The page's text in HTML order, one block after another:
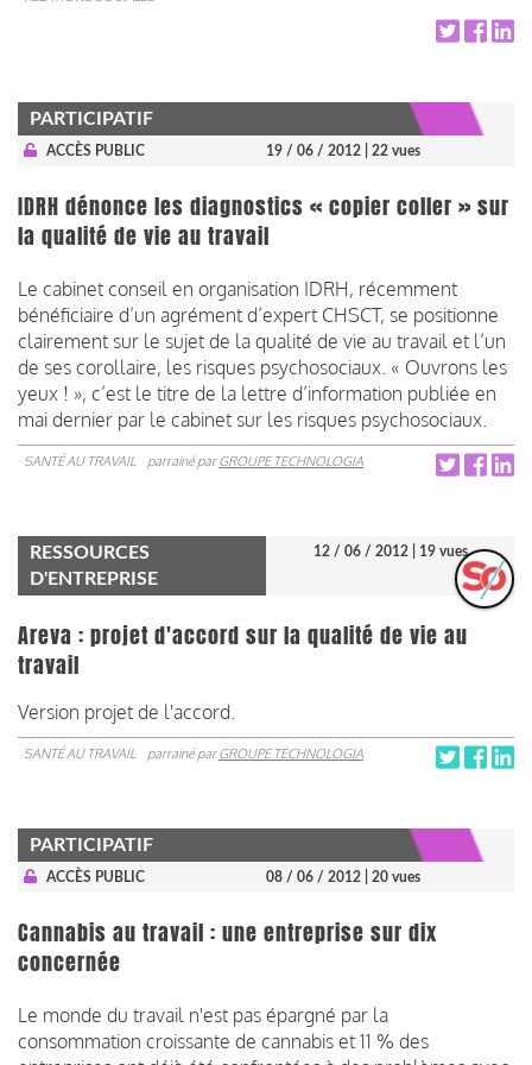
PARTICIPATIF
ACCÈS PUBLIC 19 / 06 / 2012 | 22 vues
IDRH dénonce les diagnostics « copier coller » sur
la qualité de vie au travail
Le cabinet conseil en organisation IDRH, récemment
bénéficiaire d’un agrément d’expert CHSCT, se positionne
clairement sur le sujet de la qualité de vie au travail et l’un
de ses corollaire, les risques psychosociaux. « Ouvrons les
yeux ! », c’est le titre de la lettre d’information publiée en
mai dernier par le cabinet sur les risques psychosociaux.
SANTÉ AU TRAVAIL parrainé parGROUPE TECHNOLOGIA
RESSOURCES
D'ENTREPRISE
12 / 06 / 2012 | 19 vues
Areva : projet d'accord sur la qualité de vie au
travail
Version projet de l'accord.
SANTÉ AU TRAVAIL parrainé parGROUPE TECHNOLOGIA
PARTICIPATIF
ACCÈS PUBLIC 08 / 06 / 2012 | 20 vues
Cannabis au travail : une entreprise sur dix
concernée
Le monde du travail n'est pas épargné par la
consommation croissante de cannabis et 11 % des